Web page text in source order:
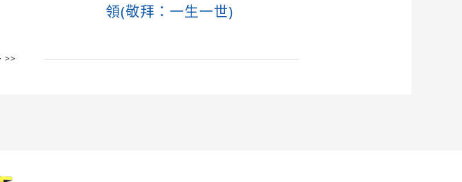
領(敬拜：一生一世)
>>